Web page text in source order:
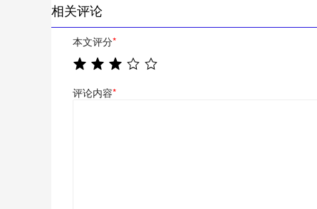
相关评论
本文评分*
评论内容*